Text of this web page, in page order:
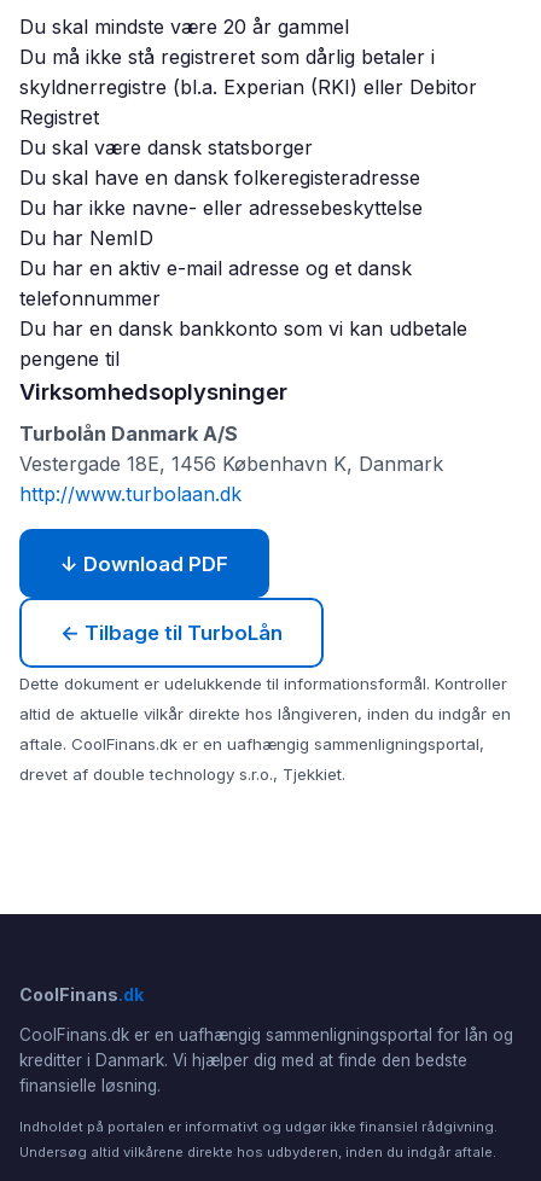
Du skal mindste være 20 år gammel
Du må ikke stå registreret som dårlig betaler i
skyldnerregistre (bl.a. Experian (RKI) eller Debitor
Registret
Du skal være dansk statsborger
Du skal have en dansk folkeregisteradresse
Du har ikke navne- eller adressebeskyttelse
Du har NemID
Du har en aktiv e-mail adresse og et dansk
telefonnummer
Du har en dansk bankkonto som vi kan udbetale
pengene til
Virksomhedsoplysninger
Turbolån Danmark A/S
Vestergade 18E, 1456 København K, Danmark
http://www.turbolaan.dk
↓ Download PDF
← Tilbage til TurboLån
Dette dokument er udelukkende til informationsformål. Kontroller
altid de aktuelle vilkår direkte hos långiveren, inden du indgår en
aftale. CoolFinans.dk er en uafhængig sammenligningsportal,
drevet af double technology s.r.o., Tjekkiet.
CoolFinans.dk
CoolFinans.dk er en uafhængig sammenligningsportal for lån og
kreditter i Danmark. Vi hjælper dig med at finde den bedste
finansielle løsning.
Indholdet på portalen er informativt og udgør ikke finansiel rådgivning.
Undersøg altid vilkårene direkte hos udbyderen, inden du indgår aftale.